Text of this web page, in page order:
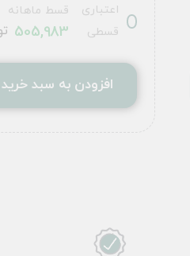
اعتباری
قسطی
قسط ماهانه
505,983
افزودن به سبد خرید